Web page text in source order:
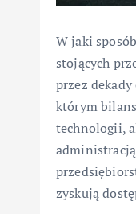
W jaki
stojących
przez
którym
technologii,
zyskują